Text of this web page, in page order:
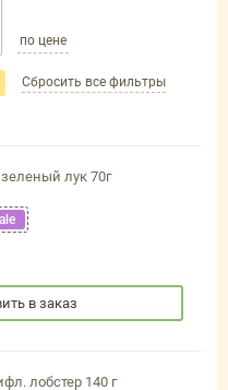
по цене
Сбросить все фильтры
лук 70г
в заказ
лобстер 140 г